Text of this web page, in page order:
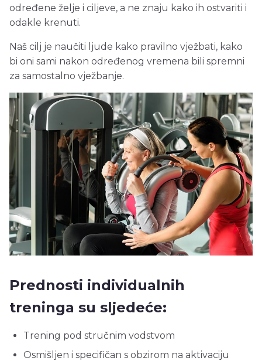
određene želje i ciljeve, a ne znaju kako ih ostvariti i
odakle krenuti.
Naš cilj je naučiti ljude kako pravilno vježbati, kako
bi oni sami nakon određenog vremena bili spremni
za samostalno vježbanje.
Prednosti individualnih
treninga su sljedeće:
Trening pod stručnim vodstvom
Osmišljen i specifičan s obzirom na aktivaciju